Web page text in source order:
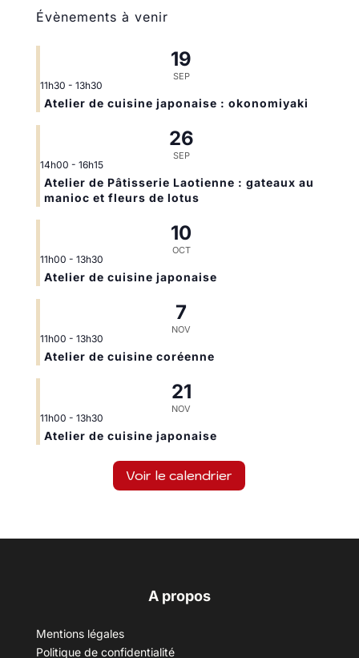
Évènements à venir
19
SEP
11h30 - 13h30
Atelier de cuisine japonaise : okonomiyaki
26
SEP
14h00 - 16h15
Atelier de Pâtisserie Laotienne : gateaux au
manioc et fleurs de lotus
10
OCT
11h00 - 13h30
Atelier de cuisine japonaise
7
NOV
11h00 - 13h30
Atelier de cuisine coréenne
21
NOV
11h00 - 13h30
Atelier de cuisine japonaise
Voir le calendrier
A propos
Mentions légales
Politique de confidentialité